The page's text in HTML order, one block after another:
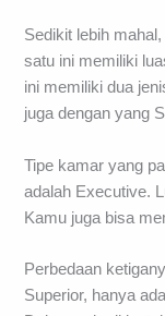
Sedikit lebih
satu ini memiliki
ini memiliki dua
juga dengan yang
Tipe kamar yang
adalah Executive.
Kamu juga bisa
Perbedaan
Superior, hanya